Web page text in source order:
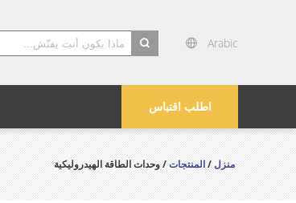
Arabic
اطلب اقتباس
منزل/المنتجات/ وحدات الطاقة الهيدروليكية